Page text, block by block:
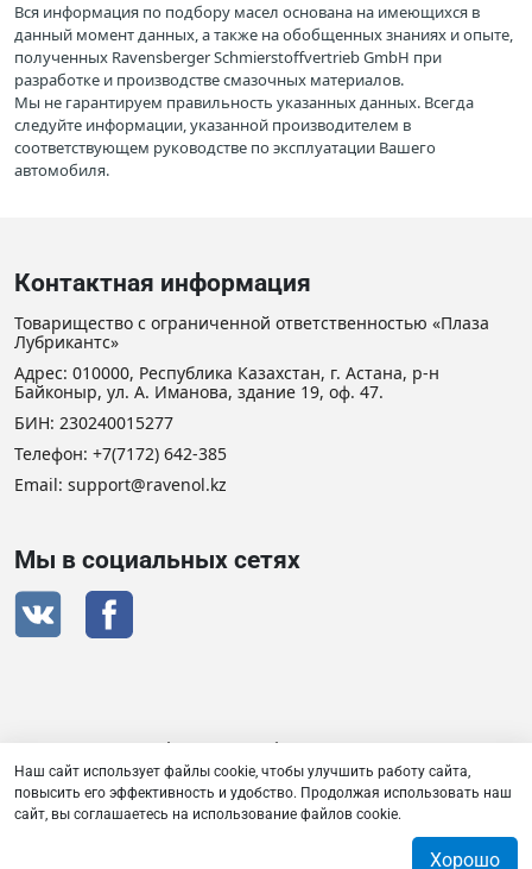
Вся информация по подбору масел основана на имеющихся в
данный момент данных, а также на обобщенных знаниях и опыте,
полученных Ravensberger Schmierstoffvertrieb GmbH при
разработке и производстве смазочных материалов.
Мы не гарантируем правильность указанных данных. Всегда
следуйте информации, указанной производителем в
соответствующем руководстве по эксплуатации Вашего
автомобиля.
Контактная информация
Товарищество с ограниченной ответственностью «Плаза
Лубрикантс»
Адрес: 010000, Республика Казахстан, г. Астана, р-н
Байконыр, ул. А. Иманова, здание 19, оф. 47.
БИН: 230240015277
Телефон: +7(7172) 642-385
Email: support@ravenol.kz
Мы в социальных сетях
Сертификат дистрибьютора RAVENOL
Товарищество с ограниченной ответственностью «Плаза
Наш сайт использует файлы cookie, чтобы улучшить работу сайта,
повысить его эффективность и удобство. Продолжая использовать наш
сайт, вы соглашаетесь на использование файлов cookie.
Хорошо